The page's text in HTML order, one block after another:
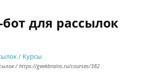
для рассылок
/ https://geekbrains.ru/courses/382